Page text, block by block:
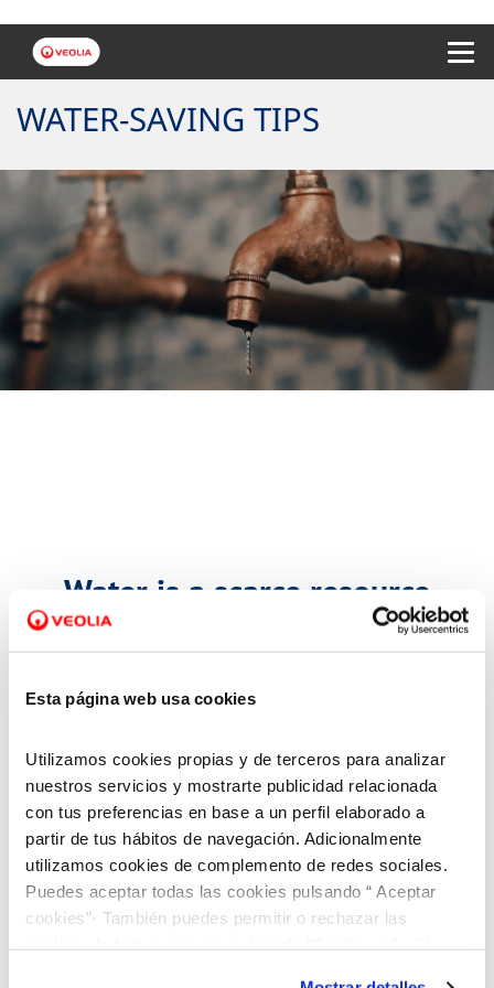
Esta página web usa cookies
Utilizamos cookies propias y de terceros para analizar
nuestros servicios y mostrarte publicidad relacionada
con tus preferencias en base a un perfil elaborado a
partir de tus hábitos de navegación. Adicionalmente
utilizamos cookies de complemento de redes sociales.
Puedes aceptar todas las cookies pulsando “ Aceptar
cookies”· También puedes permitir o rechazar las
WATER-SAVING TIPS
Water is a scarce resource
outlook for the future, it is vitally important that we be
water conscientiously and adopting everyday habits to
avoid excessive use. By doing so we can contribute to
conserving a scarce natural resource.
Below are a number of water-saving tips: